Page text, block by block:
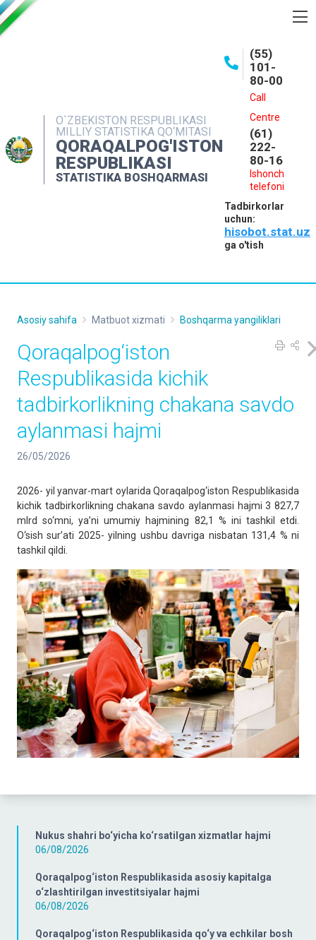
O`ZBEKISTON RESPUBLIKASI
MILLIY STATISTIKA QO‘MITASI
QORAQALPOG'ISTON
RESPUBLIKASI
STATISTIKA BOSHQARMASI
(55)
101-
80-00
Call
Centre
(61)
222-
80-16
Ishonch
telefoni
Tadbirkorlar
uchun:
hisobot.stat.uz
ga o'tish
INTERAKTIV XIZMATLAR
MATBUOT XIZMATI
MUROJAATLAR
Nukus shahri bo‘yicha ko‘rsatilgan xizmatlar hajmi
06/08/2026
Qoraqalpog‘iston Respublikasida asosiy kapitalga
o‘zlashtirilgan investitsiyalar hajmi
06/08/2026
Qoraqalpog‘iston Respublikasida qo‘y va echkilar bosh
Asosiy sahifa Matbuot xizmati Boshqarma yangiliklari
Qoraqalpog‘iston
Respublikasida kichik
tadbirkorlikning chakana savdo
aylanmasi hajmi
26/05/2026
2026- yil yanvar-mart oylarida Qoraqalpog‘iston Respublikasida
kichik tadbirkorlikning chakana savdo aylanmasi hajmi 3 827,7
mlrd so‘mni, ya’ni umumiy hajmining 82,1 % ini tashkil etdi.
O‘sish sur’ati 2025- yilning ushbu davriga nisbatan 131,4 % ni
tashkil qildi.